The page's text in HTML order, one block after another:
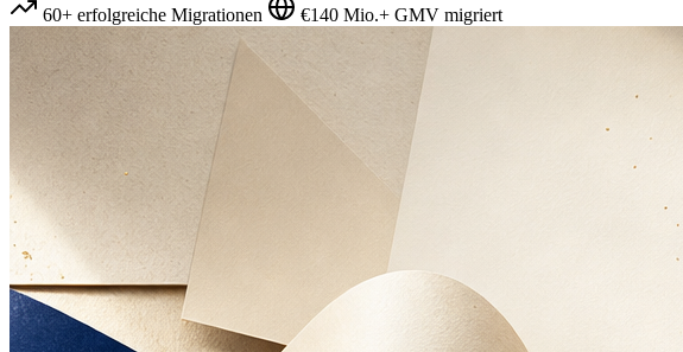
60+ erfolgreiche Migrationen €140 Mio.+ GMV migriert